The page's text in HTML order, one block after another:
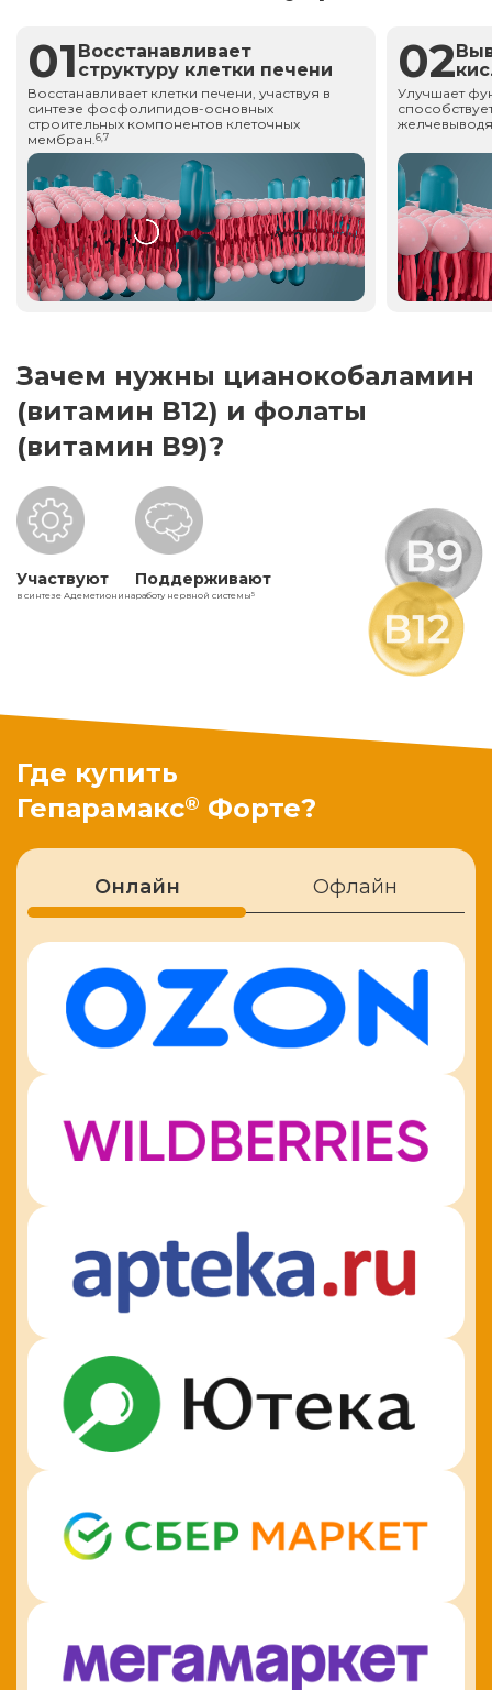
01 Восстанавливает
структуру клетки печени
Восстанавливает клетки печени, участвуя в
синтезе фосфолипидов-основных
строительных компонентов клеточных
мембран.6,7
02
Улучшает
Зачем нужны цианокобаламин
(витамин В12) и фолаты
(витамин В9)?
Участвуют
в синтезе Адеметионина
Поддерживают
работу нервной системы5
Где купить
Гепарамакс® Форте?
Онлайн Офлайн